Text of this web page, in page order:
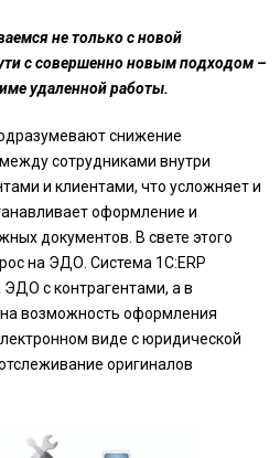
не только с новой
с совершенно новым подходом –
удаленной работы.
снижение
сотрудниками внутри
и клиентами, что усложняет и
оформление и
документов. В свете этого
на ЭДО. Система 1С:ERP
с контрагентами, а в
возможность оформления
виде с юридической
оригиналов